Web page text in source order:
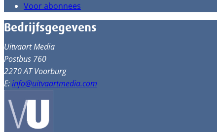
Voor abonnees
Bedrijfsgegevens
Uitvaart Media
Postbus 760
2270 AT Voorburg
E:info@uitvaartmedia.com